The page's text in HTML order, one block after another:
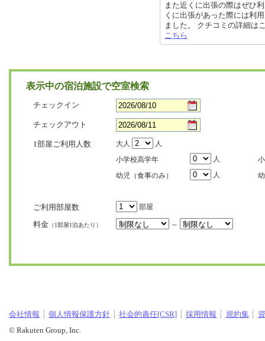
また近くに出張の際はぜひ
くに出張があった際には利
ました。 クチコミの詳細
こちら
表示中の宿泊施設で空室検索
チェックイン
チェックアウト
1部屋ご利用人数 大人
人
小学校高学年
人
幼児（食事のみ）
人
ご利用部屋数 部屋
料金 （1部屋1泊あたり） ～
会社情報 個人情報保護方針 社会的責任[CSR] 採用情報 規約集
© Rakuten Group, Inc.